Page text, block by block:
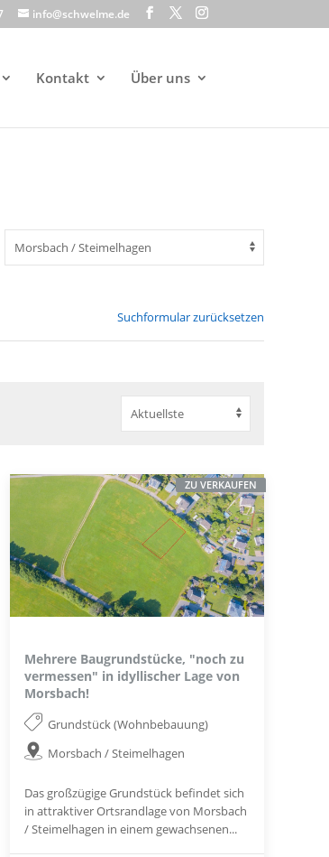
info@schwelme.de
Kontakt Über uns
Suchformular zurücksetzen
Mehrere Baugrundstücke, "noch zu
vermessen" in idyllischer Lage von
Morsbach!
Grundstück (Wohnbebauung)
Morsbach / Steimelhagen
Das großzügige Grundstück befindet sich
in attraktiver Ortsrandlage von Morsbach
/ Steimelhagen in einem gewachsenen...
ZU VERKAUFEN